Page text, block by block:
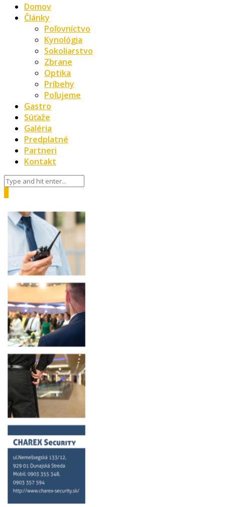
Domov
Články
Poľovníctvo
Kynológia
Sokoliarstvo
Zbrane
Optika
Príbehy
Poľujeme
Gastro
Súťaže
Galéria
Predplatné
Partneri
Kontakt